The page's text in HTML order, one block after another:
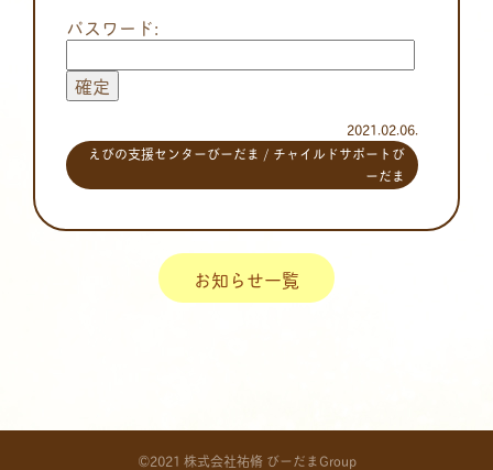
パスワード:
2021.02.06.
えびの支援センターびーだま / チャイルドサポートび
ーだま
お知らせ一覧
©2021 株式会社祐脩 びーだまGroup